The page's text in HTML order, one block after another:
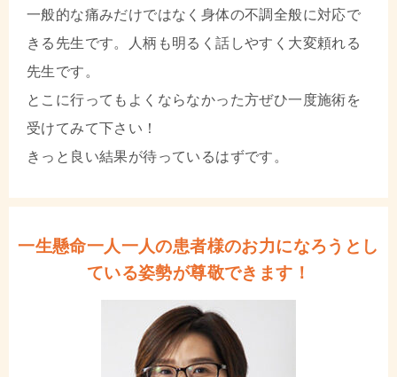
一般的な痛みだけではなく身体の不調全般に対応で
きる先生です。人柄も明るく話しやすく大変頼れる
先生です。
とこに行ってもよくならなかった方ぜひ一度施術を
受けてみて下さい！
きっと良い結果が待っているはずです。
一生懸命一人一人の患者様のお力になろうとし
ている姿勢が尊敬できます！